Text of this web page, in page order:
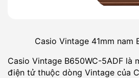
Casio Vintage 41mm nam
Casio Vintage B650WC-5ADF là
điện tử thuộc dòng Vintage của